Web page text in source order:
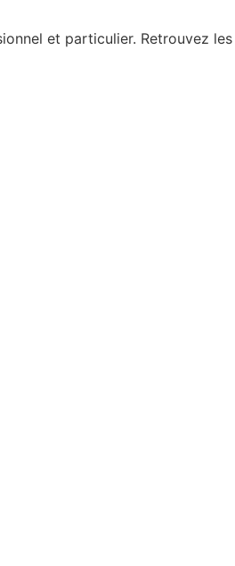
et particulier. Retrouvez